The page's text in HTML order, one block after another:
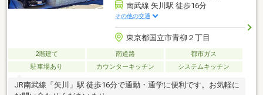
南武線 矢川駅 徒歩16分
その他の交通
東京都国立市青柳２丁目
2階建て 南道路
都市ガス
駐車場あり
カウンターキッチン システムキッチン
JR南武線「矢川」駅 徒歩16分で通勤・通学に便利です。お気軽に